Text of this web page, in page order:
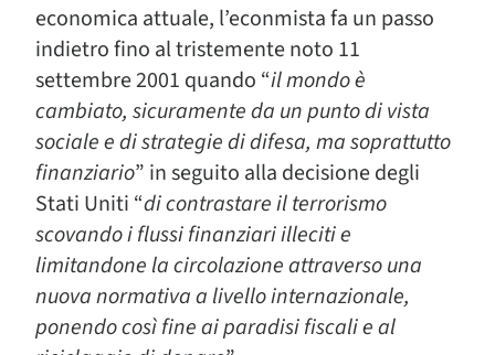
economica attuale, l’econmista fa un passo
indietro fino al tristemente noto 11
settembre 2001 quando “il mondo è
cambiato, sicuramente da un punto di vista
sociale e di strategie di difesa, ma soprattutto
finanziario” in seguito alla decisione degli
Stati Uniti “di contrastare il terrorismo
scovando i flussi finanziari illeciti e
limitandone la circolazione attraverso una
nuova normativa a livello internazionale,
ponendo così fine ai paradisi fiscali e al